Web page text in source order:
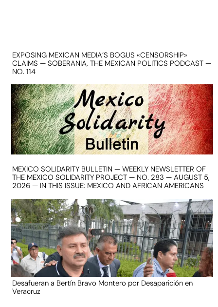
EXPOSING MEXICAN MEDIA’S BOGUS «CENSORSHIP»
CLAIMS — SOBERANIA, THE MEXICAN POLITICS PODCAST —
NO. 114
MEXICO SOLIDARITY BULLETIN — WEEKLY NEWSLETTER OF
THE MEXICO SOLIDARITY PROJECT — NO. 283 — AUGUST 5,
2026 — IN THIS ISSUE: MEXICO AND AFRICAN AMERICANS
Desafueran a Bertín Bravo Montero por Desaparición en
Veracruz